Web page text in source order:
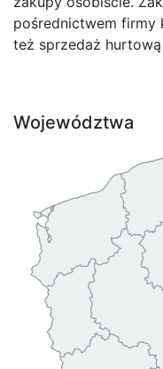
pośrednictwem firmy
też sprzedaż
Województwa